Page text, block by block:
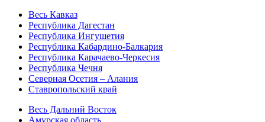
Весь Кавказ
Республика Дагестан
Республика Ингушетия
Республика Кабардино-Балкария
Республика Карачаево-Черкесия
Республика Чечня
Северная Осетия – Алания
Ставропольский край
Весь Дальний Восток
Амурская область